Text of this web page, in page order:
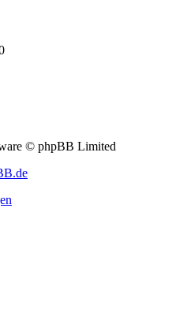
© phpBB Limited